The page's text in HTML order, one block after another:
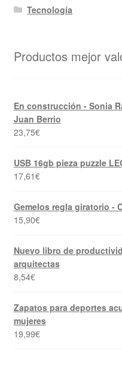
Tecnología
Productos mejor
En construcción - Sonia
Juan Berrio
23,75€
USB 16gb pieza puzzle
17,61€
Gemelos regla giratorio -
15,90€
Nuevo libro de
arquitectas
8,54€
Zapatos para deportes
mujeres
19,99€